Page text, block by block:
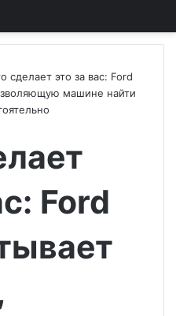
сделает это за вас: Ford
машине найти
Ford